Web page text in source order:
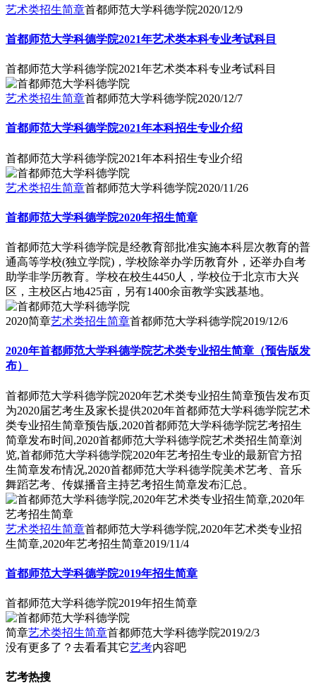
艺术类招生简章首都师范大学科德学院2020/12/9
首都师范大学科德学院2021年艺术类本科专业考试科目
首都师范大学科德学院2021年艺术类本科专业考试科目
艺术类招生简章首都师范大学科德学院2020/12/7
首都师范大学科德学院2021年本科招生专业介绍
首都师范大学科德学院2021年本科招生专业介绍
艺术类招生简章首都师范大学科德学院2020/11/26
首都师范大学科德学院2020年招生简章
首都师范大学科德学院是经教育部批准实施本科层次教育的普
通高等学校(独立学院)，学校除举办学历教育外，还举办自考
助学非学历教育。学校在校生4450人，学校位于北京市大兴
区，主校区占地425亩，另有1400余亩教学实践基地。
2020简章艺术类招生简章首都师范大学科德学院2019/12/6
2020年首都师范大学科德学院艺术类专业招生简章（预告版发
布）
首都师范大学科德学院2020年艺术类专业招生简章预告发布页
为2020届艺考生及家长提供2020年首都师范大学科德学院艺术
类专业招生简章预告版,2020首都师范大学科德学院艺考招生
简章发布时间,2020首都师范大学科德学院艺术类招生简章浏
览,首都师范大学科德学院2020年艺考招生专业的最新官方招
生简章发布情况,2020首都师范大学科德学院美术艺考、音乐
舞蹈艺考、传媒播音主持艺考招生简章发布汇总。
艺术类招生简章首都师范大学科德学院,2020年艺术类专业招
生简章,2020年艺考招生简章2019/11/4
首都师范大学科德学院2019年招生简章
首都师范大学科德学院2019年招生简章
简章艺术类招生简章首都师范大学科德学院2019/2/3
没有更多了？去看看其它艺考内容吧
艺考热搜